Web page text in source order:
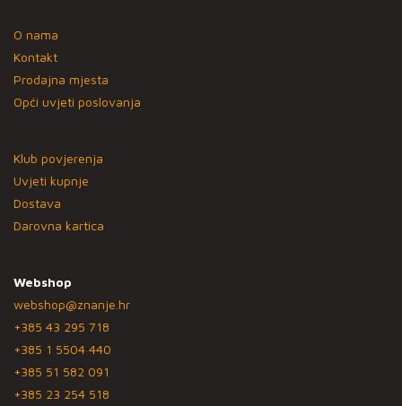
O nama
Kontakt
Prodajna mjesta
Opći uvjeti poslovanja
Klub povjerenja
Uvjeti kupnje
Dostava
Darovna kartica
Webshop
webshop@znanje.hr
+385 43 295 718
+385 1 5504 440
+385 51 582 091
+385 23 254 518